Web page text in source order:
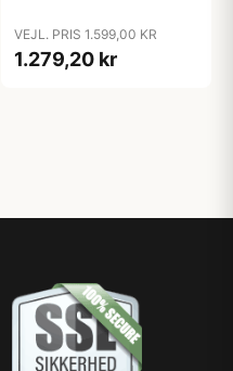
VEJL. PRIS 1.599,00 KR
1.279,20 kr